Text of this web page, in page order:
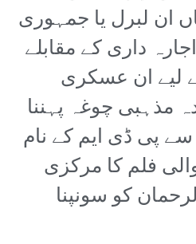
ان لبرل یا جمہوری
داری کے مقابلے
لیے ان عسکری
مذہبی چوغہ پہننا
پی ڈی ایم کے نام
فلم کا مرکزی
کو سونپنا